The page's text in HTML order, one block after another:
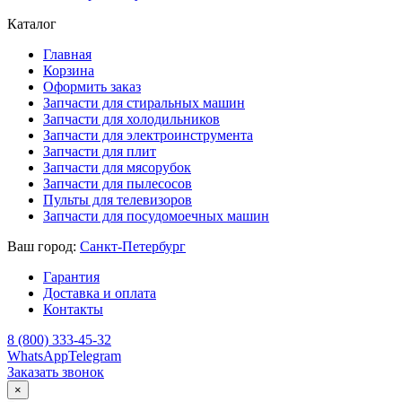
Каталог
Главная
Корзина
Оформить заказ
Запчасти для стиральных машин
Запчасти для холодильников
Запчасти для электроинструмента
Запчасти для плит
Запчасти для мясорубок
Запчасти для пылесосов
Пульты для телевизоров
Запчасти для посудомоечных машин
Ваш город: Санкт-Петербург
Гарантия
Доставка и оплата
Контакты
8 (800) 333-45-32
WhatsAppTelegram
Заказать звонок
×